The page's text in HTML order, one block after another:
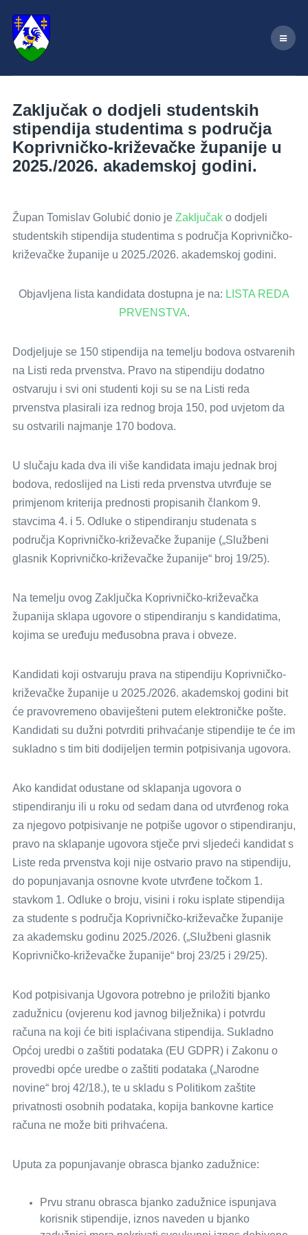
Zaključak o dodjeli studentskih
stipendija studentima s područja
Koprivničko-križevačke županije u
2025./2026. akademskoj godini.
Župan Tomislav Golubić donio je Zaključak o dodjeli
studentskih stipendija studentima s područja Koprivničko-
križevačke županije u 2025./2026. akademskoj godini.
Objavljena lista kandidata dostupna je na: LISTA REDA
PRVENSTVA.
Dodjeljuje se 150 stipendija na temelju bodova ostvarenih
na Listi reda prvenstva. Pravo na stipendiju dodatno
ostvaruju i svi oni studenti koji su se na Listi reda
prvenstva plasirali iza rednog broja 150, pod uvjetom da
su ostvarili najmanje 170 bodova.
U slučaju kada dva ili više kandidata imaju jednak broj
bodova, redoslijed na Listi reda prvenstva utvrđuje se
primjenom kriterija prednosti propisanih člankom 9.
stavcima 4. i 5. Odluke o stipendiranju studenata s
područja Koprivničko-križevačke županije („Službeni
glasnik Koprivničko-križevačke županije“ broj 19/25).
Na temelju ovog Zaključka Koprivničko-križevačka
županija sklapa ugovore o stipendiranju s kandidatima,
kojima se uređuju međusobna prava i obveze.
Kandidati koji ostvaruju prava na stipendiju Koprivničko-
križevačke županije u 2025./2026. akademskoj godini bit
će pravovremeno obaviješteni putem elektroničke pošte.
Kandidati su dužni potvrditi prihvaćanje stipendije te će im
sukladno s tim biti dodijeljen termin potpisivanja ugovora.
Ako kandidat odustane od sklapanja ugovora o
stipendiranju ili u roku od sedam dana od utvrđenog roka
za njegovo potpisivanje ne potpiše ugovor o stipendiranju,
pravo na sklapanje ugovora stječe prvi sljedeći kandidat s
Liste reda prvenstva koji nije ostvario pravo na stipendiju,
do popunjavanja osnovne kvote utvrđene točkom 1.
stavkom 1. Odluke o broju, visini i roku isplate stipendija
za studente s područja Koprivničko-križevačke županije
za akademsku godinu 2025./2026. („Službeni glasnik
Koprivničko-križevačke županije“ broj 23/25 i 29/25).
Kod potpisivanja Ugovora potrebno je priložiti bjanko
zadužnicu (ovjerenu kod javnog bilježnika) i potvrdu
računa na koji će biti isplaćivana stipendija. Sukladno
Općoj uredbi o zaštiti podataka (EU GDPR) i Zakonu o
provedbi opće uredbe o zaštiti podataka („Narodne
novine“ broj 42/18.), te u skladu s Politikom zaštite
privatnosti osobnih podataka, kopija bankovne kartice
računa ne može biti prihvaćena.
Uputa za popunjavanje obrasca bjanko zadužnice:
Prvu stranu obrasca bjanko zadužnice ispunjava
korisnik stipendije, iznos naveden u bjanko